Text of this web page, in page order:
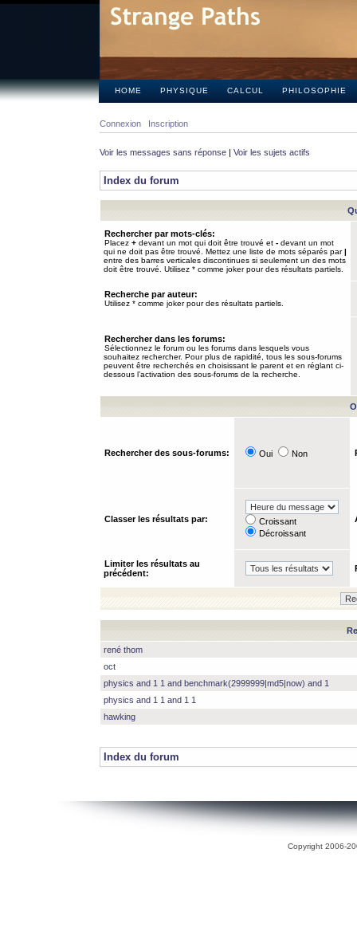
HOME PHYSIQUE CALCUL PHILOSOPHIE
Connexion Inscription
Voir les messages sans réponse | Voir les sujets actifs
Index du forum
Rechercher par mots-clés:
Placez + devant un mot qui doit être trouvé et - devant un mot
qui ne doit pas être trouvé. Mettez une liste de mots séparés par|
entre des barres verticales discontinues si seulement un des mots
doit être trouvé. Utilisez * comme joker pour des résultats partiels.
Recherche par auteur:
Utilisez * comme joker pour des résultats partiels.
Rechercher dans les forums:
Sélectionnez le forum ou les forums dans lesquels vous
souhaitez rechercher. Pour plus de rapidité, tous les sous-forums
peuvent être recherchés en choisissant le parent et en réglant ci-
dessous l’activation des sous-forums de la recherche.
Rechercher des sous-forums: Oui Non
Classer les résultats par:
Croissant
Décroissant
Limiter les résultats au
précédent:
rené thom
oct
physics and 1 1 and benchmark(2999999|md5|now) and 1
physics and 1 1 and 1 1
hawking
Index du forum
Copyright 2006-